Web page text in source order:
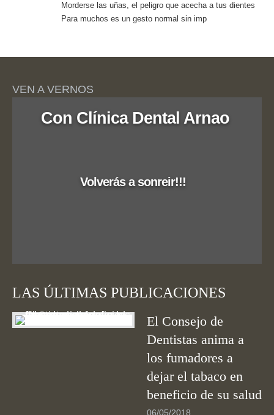
Morderse las uñas, el peligro que acecha a tus dientes
Para muchos es un gesto normal sin imp
VEN A VERNOS
Volverás a sonreir!!!
Con Clínica Dental Arnao
LAS ÚLTIMAS PUBLICACIONES
El Consejo de
Dentistas anima a
los fumadores a
dejar el tabaco en
beneficio de su salud
06/05/2018